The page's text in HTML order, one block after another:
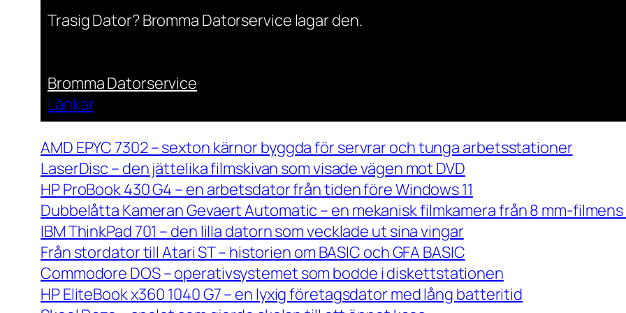
Trasig Dator? Bromma Datorservice lagar den.
Bromma Datorservice
Länkar
AMD EPYC 7302 – sexton kärnor byggda för servrar och tunga arbetsstationer
LaserDisc – den jättelika filmskivan som visade vägen mot DVD
HP ProBook 430 G4 – en arbetsdator från tiden före Windows 11
Dubbelåtta Kameran Gevaert Automatic – en mekanisk filmkamera från 8 mm-
IBM ThinkPad 701 – den lilla datorn som vecklade ut sina vingar
Från stordator till Atari ST – historien om BASIC och GFA BASIC
Commodore DOS – operativsystemet som bodde i diskettstationen
HP EliteBook x360 1040 G7 – en lyxig företagsdator med lång batteritid